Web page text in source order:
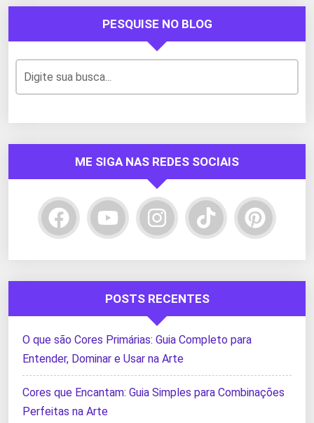
PESQUISE NO BLOG
ME SIGA NAS REDES SOCIAIS
POSTS RECENTES
O que são Cores Primárias: Guia Completo para
Entender, Dominar e Usar na Arte
Cores que Encantam: Guia Simples para Combinações
Perfeitas na Arte